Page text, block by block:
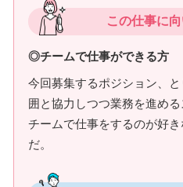
この仕事に
◎チームで仕事ができる方
今回募集するポジション、
囲と協力しつつ業務を進め
チームで仕事をするのが好
だ。